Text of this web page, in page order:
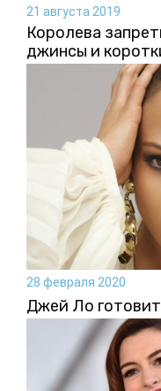
21 августа 2019
Королева
джинсы и
28 февраля 2020
Джей Ло